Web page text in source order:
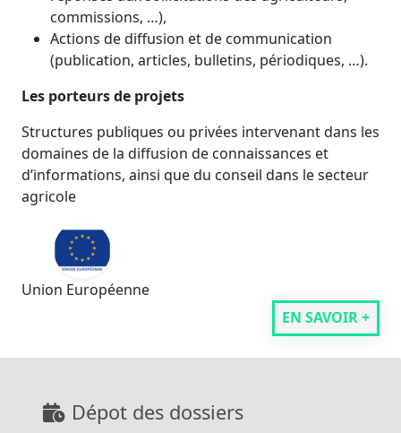
commissions, …),
Actions de diffusion et de communication
(publication, articles, bulletins, périodiques, …).
Les porteurs de projets
Structures publiques ou privées intervenant dans les
domaines de la diffusion de connaissances et
d’informations, ainsi que du conseil dans le secteur
agricole
Union Européenne
EN SAVOIR +
Dépot des dossiers